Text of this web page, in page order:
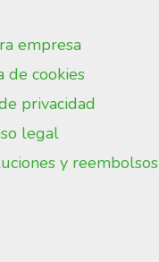
empresa
de cookies
privacidad
legal
y reembolsos